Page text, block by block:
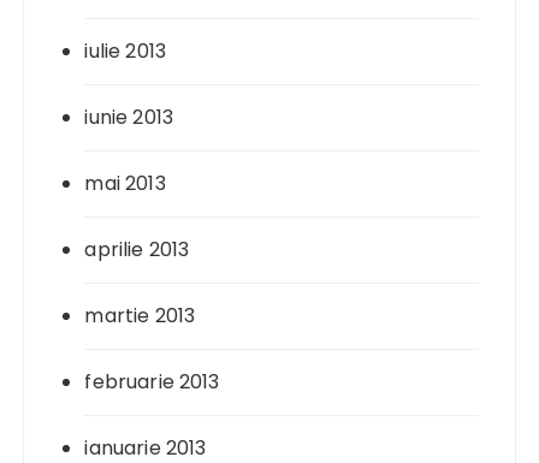
iulie 2013
iunie 2013
mai 2013
aprilie 2013
martie 2013
februarie 2013
ianuarie 2013